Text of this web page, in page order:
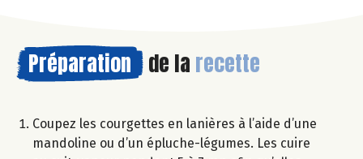
Préparation de la recette
Coupez les courgettes en lanières à l’aide d’une
mandoline ou d’un épluche-légumes. Les cuire